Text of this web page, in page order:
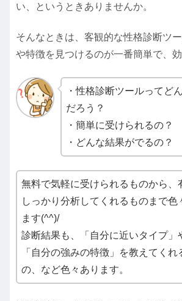
い、というときありませんか。
そんなときは、客観的な性格診断ツ
や特徴を見つけるのが一番簡単で、効
・性格診断ツールってど
だろう？
・簡単に受けられるの？
・どんな結果がでるの？
無料で気軽に受けられるものから、
しっかり分析してくれるものまで色
ます(^^)/
診断結果も、「自分に近いタイプ」
「自分の強みの特徴」を教えてくれ
の、など色々あります。